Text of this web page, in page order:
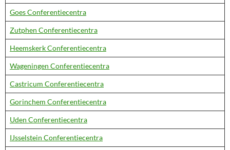
Goes Conferentiecentra
Zutphen Conferentiecentra
Heemskerk Conferentiecentra
Wageningen Conferentiecentra
Castricum Conferentiecentra
Gorinchem Conferentiecentra
Uden Conferentiecentra
IJsselstein Conferentiecentra